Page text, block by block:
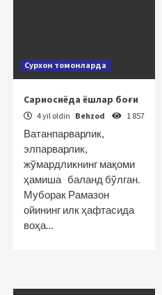
Сурхон томонларда
Сариосиёда ёшлар боғи
4 yil oldin Behzod 1 857
Ватанпарварлик,
элпарварлик,
жўмардликнинг мақоми
ҳамиша баланд бўлган.
Муборак Рамазон
ойининг илк ҳафтасида
воҳа…